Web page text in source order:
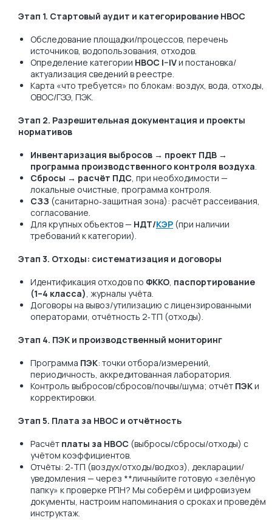
Этап 1. Стартовый аудит и категорирование НВОС
Обследование площадки/процессов, перечень
источников, водопользования, отходов.
Определение категории НВОС I–IVи постановка/
актуализация сведений в реестре.
Карта «что требуется» по блокам: воздух, вода, отходы,
ОВОС/ГЭЭ, ПЭК.
Этап 2. Разрешительная документация и проекты
нормативов
Инвентаризация выбросов → проект ПДВ →
программа производственного контроля воздуха.
Сбросы → расчёт ПДС, при необходимости —
локальные очистные, программа контроля.
СЗЗ (санитарно‑защитная зона): расчёт рассеивания,
согласование.
Для крупных объектов — НДТ/КЭР (при наличии
требований к категории).
Этап 3. Отходы: систематизация и договоры
Идентификация отходов по ФККО, паспортирование
(1–4 класса), журналы учёта.
Договоры на вывоз/утилизацию с лицензированными
операторами, отчётность 2‑ТП (отходы).
Этап 4. ПЭК и производственный мониторинг
Программа ПЭК: точки отбора/измерений,
периодичность, аккредитованная лаборатория.
Контроль выбросов/сбросов/почвы/шума; отчёт ПЭКи
корректировки.
Этап 5. Плата за НВОС и отчётность
Расчёт платы за НВОС (выбросы/сбросы/отходы) с
учётом коэффициентов.
Отчёты: 2‑ТП (воздух/отходы/водхоз), декларации/
уведомления — через **личныйите готовую «зелёную
папку» к проверке РПН? Мы соберём и цифровизуем
документы, настроим напоминания о сроках и проведём
инструктаж.